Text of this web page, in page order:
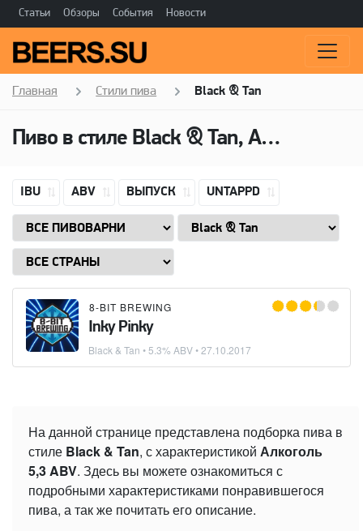
Статьи Обзоры События Новости
Главная Стили пива Black & Tan
Пиво в стиле Black & Tan, Алкоголь: 5,3 ABV
IBU ABV ВЫПУСК UNTAPPD
8-BIT BREWING
Inky Pinky
Black & Tan • 5.3% ABV •27.10.2017
На данной странице представлена подборка пива в
стиле Black & Tan, с характеристикой Алкоголь
5,3 ABV. Здесь вы можете ознакомиться с
подробными характеристиками понравившегося
пива, а так же почитать его описание.